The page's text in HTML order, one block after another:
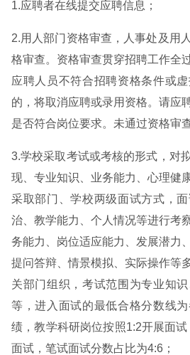
1.应聘者在线提交应聘信息；
2.用人部门资格审查，人事处及用
格审查。资格审查贯穿招聘工作全
应聘人员不符合招聘资格条件或
的，将取消应聘或录用资格。请应
是否符合岗位要求。未通过资格审
3.学校采取考试或考核的形式，对
现、专业知识、业务能力、心理健
采取部门、学校两级面试方式，
治、教学能力、个人情况等进行考
务能力、岗位适应能力、发展潜力
提问答辩、情景模拟、实际操作等
关部门组织，考试范围为专业知
等，进入面试的最低合格分数线
绩，教学科研岗位按照1:2开展面
面试，笔试面试分数占比为4:6；